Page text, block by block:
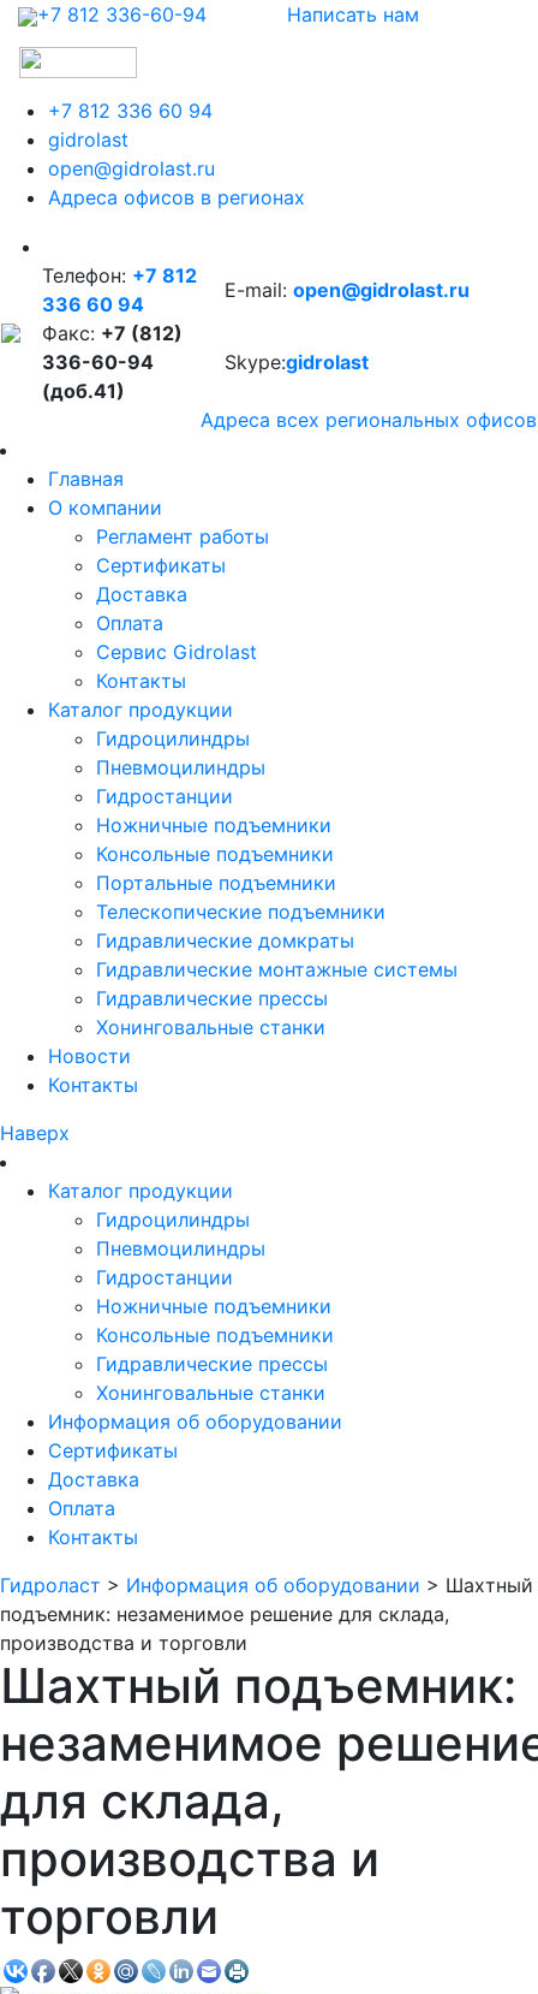
+7 812 336-60-94 Написать нам
+7 812 336 60 94
gidrolast
open@gidrolast.ru
Адреса офисов в регионах
Телефон: +7 812
336 60 94
E-mail: open@gidrolast.ru
Факс: +7 (812)
336-60-94
(доб.41)
Skype:gidrolast
Адреса всех региональных офисов
Главная
О компании
Регламент работы
Сертификаты
Доставка
Оплата
Сервис Gidrolast
Контакты
Каталог продукции
Гидроцилиндры
Пневмоцилиндры
Гидростанции
Ножничные подъемники
Консольные подъемники
Портальные подъемники
Телескопические подъемники
Гидравлические домкраты
Гидравлические монтажные системы
Гидравлические прессы
Хонинговальные станки
Новости
Контакты
Наверх
Каталог продукции
Гидроцилиндры
Пневмоцилиндры
Гидростанции
Ножничные подъемники
Консольные подъемники
Гидравлические прессы
Хонинговальные станки
Информация об оборудовании
Сертификаты
Доставка
Оплата
Контакты
Гидроласт > Информация об оборудовании > Шахтный
подъемник: незаменимое решение для склада,
производства и торговли
Шахтный подъемник:
незаменимое
для склада,
производства и
торговли